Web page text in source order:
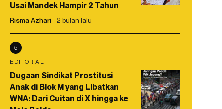
Usai Mandek Hampir 2 Tahun
Risma Azhari 2 bulan lalu
5
EDITORIAL
Dugaan Sindikat Prostitusi
Anak di Blok M yang Libatkan
WNA: Dari Cuitan di X hingga ke